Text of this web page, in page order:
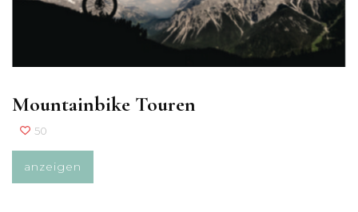
Mountainbike Touren
50
anzeigen